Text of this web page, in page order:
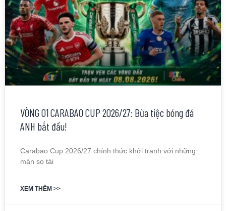
VÒNG 01 CARABAO CUP 2026/27: Bữa tiệc bóng đá
ANH bắt đầu!
Carabao Cup 2026/27 chính thức khởi tranh với những
màn so tài
XEM THÊM >>